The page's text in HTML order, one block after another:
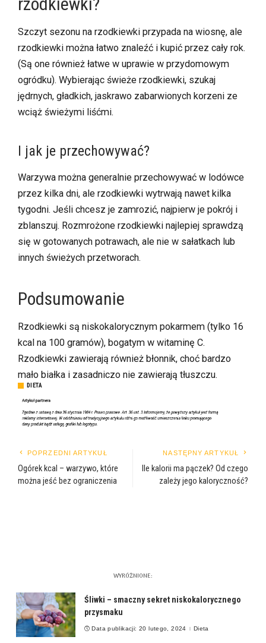
Szczyt sezonu na rzodkiewki przypada na wiosnę, ale
rzodkiewki można łatwo znaleźć i kupić przez cały rok.
(Są one również łatwe w uprawie w przydomowym
ogródku). Wybierając świeże rzodkiewki, szukaj
jędrnych, gładkich, jaskrawo zabarwionych korzeni ze
wciąż świeżymi liśćmi.
I jak je przechowywać?
Warzywa można generalnie przechowywać w lodówce
przez kilka dni, ale rzodkiewki wytrwają nawet kilka
tygodni. Jeśli chcesz je zamrozić, najpierw je pokrój i
zblanszuj. Rozmrożone rzodkiewki najlepiej sprawdzą
się w gotowanych potrawach, ale nie w sałatkach lub
innych świeżych przetworach.
Podsumowanie
Rzodkiewki są niskokalorycznym pokarmem (tylko 16
kcal na 100 gramów), bogatym w witaminę C.
Rzodkiewki zawierają również błonnik, choć bardzo
mało białka i zasadniczo nie zawierają tłuszczu.
DIETA
POPRZEDNI ARTYKUŁ
Ogórek kcal – warzywo, które
można jeść bez ograniczenia
NASTĘPNY ARTYKUŁ
Ile kalorii ma pączek? Od czego
zależy jego kaloryczność?
WYRÓŻNIONE:
Śliwki – smaczny sekret niskokalorycznego
przysmaku
Data publikacji: 20 lutego, 2024 Dieta